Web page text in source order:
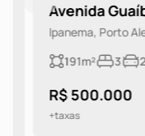
Avenida Guaíba
Ipanema, Porto Alegre
191m²
3 2
R$ 500.000
+taxas